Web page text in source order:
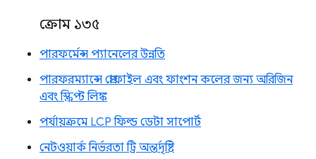
ক্রোম ১৩৫
পারফর্মেন্স প্যানেলের উন্নতি
পারফরম্যান্সে প্রোফাইল এবং ফাংশন কলের জন্য অরিজিন
এবং স্ক্রিপ্ট লিঙ্ক
পর্যায়ক্রমে LCP ফিল্ড ডেটা সাপোর্ট
নেটওয়ার্ক নির্ভরতা ট্রি অন্তর্দৃষ্টি